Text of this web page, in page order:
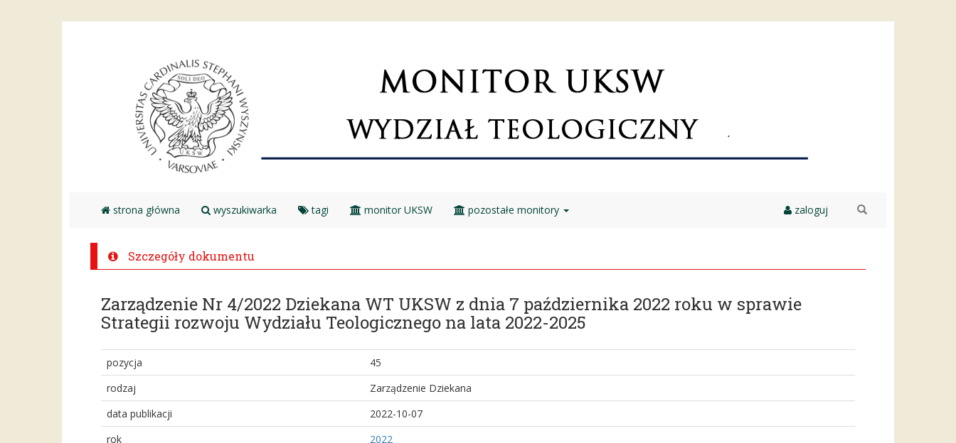
strona główna wyszukiwarka tagi monitor UKSW pozostałe monitory zaloguj
Szczegóły dokumentu
Zarządzenie Nr 4/2022 Dziekana WT UKSW z dnia 7 października 2022 roku w sprawie
Strategii rozwoju Wydziału Teologicznego na lata 2022-2025
pozycja
45
rodzaj
Zarządzenie Dziekana
data publikacji
2022-10-07
rok
2022